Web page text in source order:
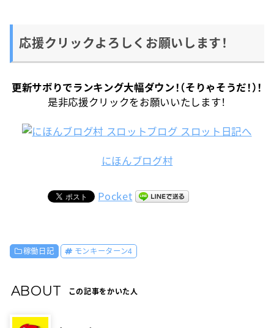
応援クリックよろしくお願いします！
更新サボりでランキング大幅ダウン！（そりゃそうだ！）！
是非応援クリックをお願いいたします！
にほんブログ村
Pocket
稼働日記 モンキーターン4
ABOUT この記事をかいた人